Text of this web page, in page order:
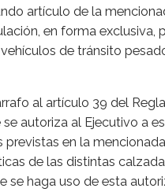
artículo de la
en forma exclusiva,
de tránsito
al artículo 39 del
se autoriza al Ejecutivo a
previstas en la
de las distintas
se haga uso de esta